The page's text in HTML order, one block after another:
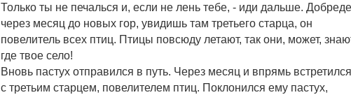
Только ты не печалься и, если не лень тебе, - иди дальше.
через месяц до новых гор, увидишь там третьего старца, он
повелитель всех птиц. Птицы повсюду летают, так они, может,
где твое село!
Вновь пастух отправился в путь. Через месяц и впрямь
с третьим старцем, повелителем птиц. Поклонился ему пастух,